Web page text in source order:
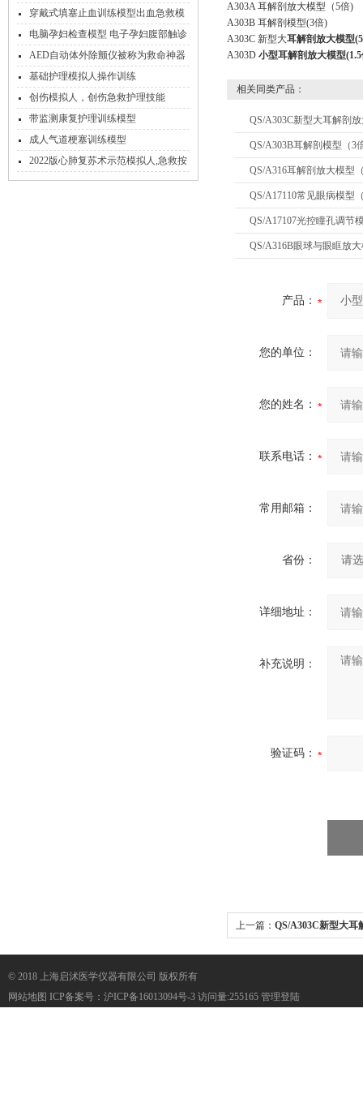
A303A 耳解剖放大模型（5倍)
A303B 耳解剖模型(3倍)
A303C 新型大耳解剖放大模型
A303D 小型耳解剖放大模型
相关同类产品：
QS/A303C新型大耳解剖
QS/A303B耳解剖模型（3
QS/A316耳解剖放大模型
QS/A17110常见眼病模型
QS/A17107光控瞳孔调节
QS/A316B眼球与眼眶放
产品：
您的单位：
您的姓名：
联系电话：
常用邮箱：
省份：
详细地址：
补充说明：
验证码：
上一篇： QS/A303C新型大耳
穿戴式填塞止血训练模型出血急救模
拟训练模块
电脑孕妇检查模型 电子孕妇腹部触诊
模型
AED自动体外除颤仪被称为救命神器
基础护理模拟人操作训练
创伤模拟人，创伤急救护理技能
带监测康复护理训练模型
成人气道梗塞训练模型
2022版心肺复苏术示范模拟人,急救按
压模型
© 2018 上海启沭医学仪器有限公司 版权所有
网站地图 ICP备案号： 沪ICP备16013094号-3 访问量:255165 管理登陆